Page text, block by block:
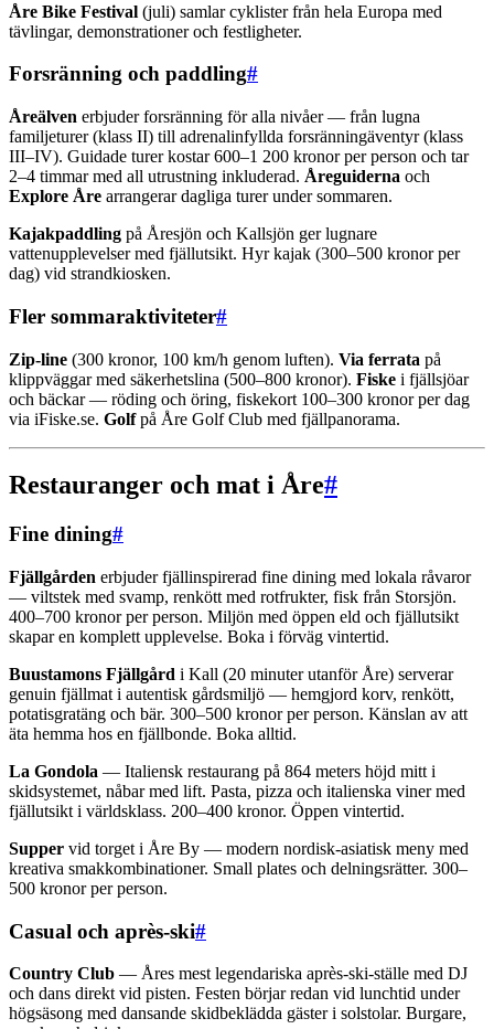
Åre Bike Festival (juli) samlar cyklister från hela Europa med
tävlingar, demonstrationer och festligheter.
Forsränning och paddling#
Åreälven erbjuder forsränning för alla nivåer — från lugna
familjeturer (klass II) till adrenalinfyllda forsränningäventyr (klass
III–IV). Guidade turer kostar 600–1 200 kronor per person och tar
2–4 timmar med all utrustning inkluderad. Åreguiderna och
Explore Åre arrangerar dagliga turer under sommaren.
Kajakpaddling på Åresjön och Kallsjön ger lugnare
vattenupplevelser med fjällutsikt. Hyr kajak (300–500 kronor per
dag) vid strandkiosken.
Fler sommaraktiviteter#
Zip-line (300 kronor, 100 km/h genom luften). Via ferrata på
klippväggar med säkerhetslina (500–800 kronor). Fiske i fjällsjöar
och bäckar — röding och öring, fiskekort 100–300 kronor per dag
via iFiske.se. Golfpå Åre Golf Club med fjällpanorama.
Restauranger och mat i Åre#
Fine dining#
Fjällgården erbjuder fjällinspirerad fine dining med lokala råvaror
— viltstek med svamp, renkött med rotfrukter, fisk från Storsjön.
400–700 kronor per person. Miljön med öppen eld och fjällutsikt
skapar en komplett upplevelse. Boka i förväg vintertid.
Buustamons Fjällgård i Kall (20 minuter utanför Åre) serverar
genuin fjällmat i autentisk gårdsmiljö — hemgjord korv, renkött,
potatisgratäng och bär. 300–500 kronor per person. Känslan av att
äta hemma hos en fjällbonde. Boka alltid.
La Gondola — Italiensk restaurang på 864 meters höjd mitt i
skidsystemet, nåbar med lift. Pasta, pizza och italienska viner med
fjällutsikt i världsklass. 200–400 kronor. Öppen vintertid.
Supper vid torget i Åre By — modern nordisk-asiatisk meny med
kreativa smakkombinationer. Small plates och delningsrätter. 300–
500 kronor per person.
Casual och après-ski#
Country Club — Åres mest legendariska après-ski-ställe med DJ
och dans direkt vid pisten. Festen börjar redan vid lunchtid under
högsäsong med dansande skidbeklädda gäster i solstolar. Burgare,